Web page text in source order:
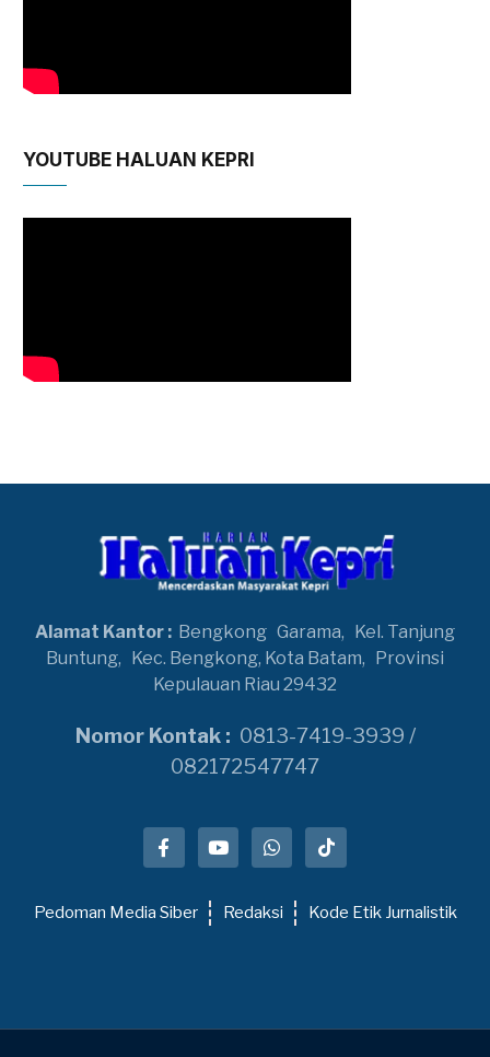
YOUTUBE HALUAN KEPRI
Alamat Kantor : Bengkong Garama, Kel. Tanjung
Buntung, Kec. Bengkong, Kota Batam, Provinsi
Kepulauan Riau 29432
Nomor Kontak : 0813-7419-3939 /
082172547747
Pedoman Media Siber Redaksi Kode Etik Jurnalistik